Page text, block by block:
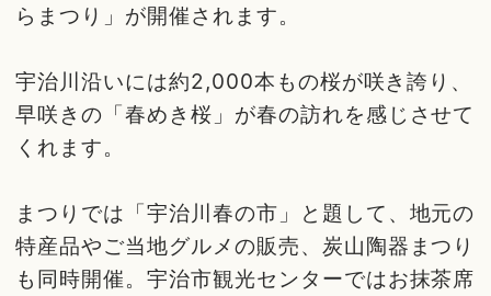
らまつり」が開催されます。
宇治川沿いには約2,000本もの桜が咲き誇り、
早咲きの「春めき桜」が春の訪れを感じさせて
くれます。
まつりでは「宇治川春の市」と題して、地元の
特産品やご当地グルメの販売、炭山陶器まつり
も同時開催。宇治市観光センターではお抹茶席